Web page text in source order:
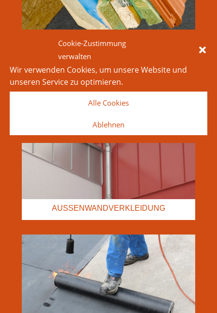
Cookie-Zustimmung
verwalten
Wir verwenden Cookies, um unsere Website und
unseren Service zu optimieren.
Alle Cookies
Ablehnen
RUND UMS DACH
AUSSENWANDVERKLEIDUNG